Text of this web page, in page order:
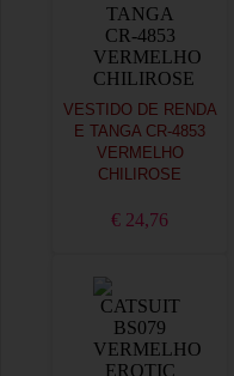
VESTIDO DE RENDA
E TANGA CR-4853
VERMELHO
CHILIROSE
€ 24,76